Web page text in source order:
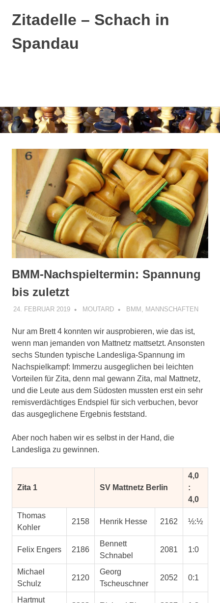
Zum
Inhalt
springen
Zitadelle – Schach in
Spandau
BMM-Nachspieltermin: Spannung
bis zuletzt
24. FEBRUAR 2019 MOUTARD BMM MANNSCHAFTEN
Nur am Brett 4 konnten wir ausprobieren, wie das ist,
wenn man jemanden von Mattnetz mattsetzt. Ansonsten
sechs Stunden typische Landesliga-Spannung im
Nachspielkampf: Immerzu ausgeglichen bei leichten
Vorteilen für Zita, denn mal gewann Zita, mal Mattnetz,
und die Leute aus dem Südosten mussten erst ein sehr
remisverdächtiges Endspiel für sich verbuchen, bevor
das ausgeglichene Ergebnis feststand.
Aber noch haben wir es selbst in der Hand, die
Landesliga zu gewinnen.
Zita 1 SV Mattnetz Berlin
4,0
:
4,0
Thomas
Kohler
2158 Henrik Hesse 2162 ½:½
Felix Engers 2186
Bennett
Schnabel
2081 1:0
Michael
Schulz
2120
Georg
Tscheuschner
2052 0:1
Hartmut